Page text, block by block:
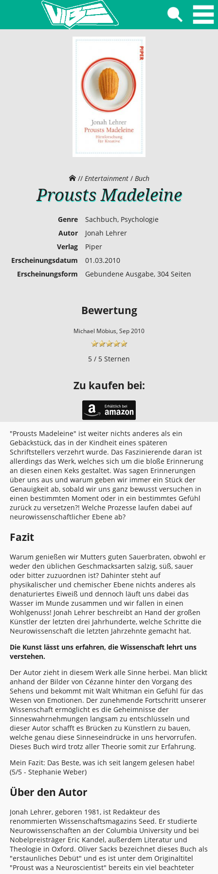
// Entertainment/ Buch
Prousts Madeleine
Genre
Sachbuch, Psychologie
Autor
Jonah Lehrer
Verlag
Piper
Erscheinungs­datum
01.03.2010
Erscheinungs­form
Gebundene Ausgabe, 304 Seiten
Bewertung
Michael Möbius, Sep 2010
5 / 5 Sternen
Zu kaufen bei:
"Prousts Madeleine" ist weiter nichts anderes als ein
Gebäckstück, das in der Kindheit eines späteren
Schriftstellers verzehrt wurde. Das Faszinierende daran ist
allerdings das Werk, welches sich um die bloße Erinnerung
an diesen einen Keks gestaltet. Was sagen Erinnerungen
über uns aus und warum geben wir immer ein Stück der
Genauigkeit ab, sobald wir uns ganz bewusst versuchen in
einen bestimmten Moment oder in ein bestimmtes Gefühl
zurück zu versetzen?! Welche Prozesse laufen dabei auf
neurowissenschaftlicher Ebene ab?
Fazit
Warum genießen wir Mutters guten Sauerbraten, obwohl er
weder den üblichen Geschmacksarten salzig, süß, sauer
oder bitter zuzuordnen ist? Dahinter steht auf
physikalischer und chemischer Ebene nichts anderes als
denaturiertes Eiweiß und dennoch läuft uns dabei das
Wasser im Munde zusammen und wir fallen in einen
Wohlgenuss! Jonah Lehrer beschreibt an Hand der großen
Künstler der letzten drei Jahrhunderte, welche Schritte die
Neurowissenschaft die letzten Jahrzehnte gemacht hat.
Die Kunst lässt uns erfahren, die Wissenschaft lehrt uns
verstehen.
Der Autor zieht in diesem Werk alle Sinne herbei. Man blickt
anhand der Bilder von Cézanne hinter den Vorgang des
Sehens und bekommt mit Walt Whitman ein Gefühl für das
Wesen von Emotionen. Der zunehmende Fortschritt unserer
Wissenschaft ermöglicht es die Geheimnisse der
Sinneswahrnehmungen langsam zu entschlüsseln und
dieser Autor schafft es Brücken zu Künstlern zu bauen,
welche genau diese Sinneseindrücke in uns hervorrufen.
Dieses Buch wird trotz aller Theorie somit zur Erfahrung.
Mein Fazit: Das Beste, was ich seit langem gelesen habe!
(5/5 - Stephanie Weber)
Über den Autor
Jonah Lehrer, geboren 1981, ist Redakteur des
renommierten Wissenschaftsmagazins Seed. Er studierte
Neurowissenschaften an der Columbia University und bei
Nobelpreisträger Eric Kandel, außerdem Literatur und
Theologie in Oxford. Oliver Sacks bezeichnet dieses Buch als
"erstaunliches Debüt" und es ist unter dem Originaltitel
"Proust was a Neuroscientist" bereits ein viel beachteter